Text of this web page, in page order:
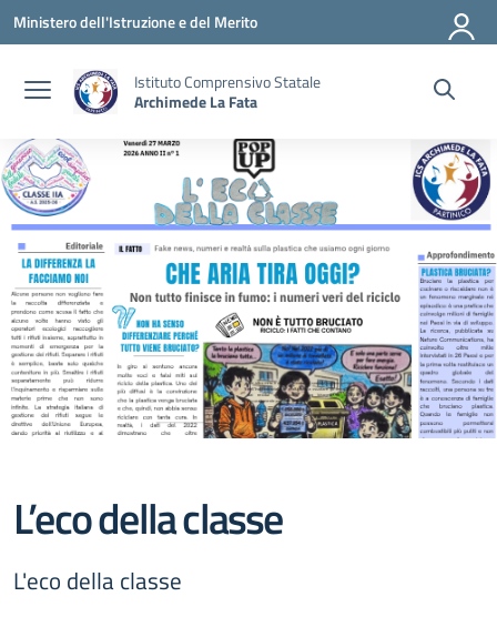
Vai ai contenuti
Vai al menu di navigazione
Vai al footer
Ministero dell'Istruzione e del Merito
Istituto Comprensivo Statale
Archimede La Fata
L’eco della classe
L'eco della classe